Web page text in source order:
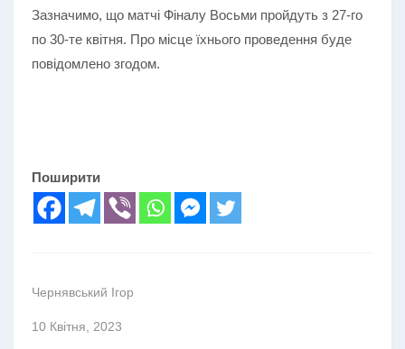
Зазначимо, що матчі Фіналу Восьми пройдуть з 27-го
по 30-те квітня. Про місце їхнього проведення буде
повідомлено згодом.
Поширити
Чернявський Ігор
10 Квітня, 2023